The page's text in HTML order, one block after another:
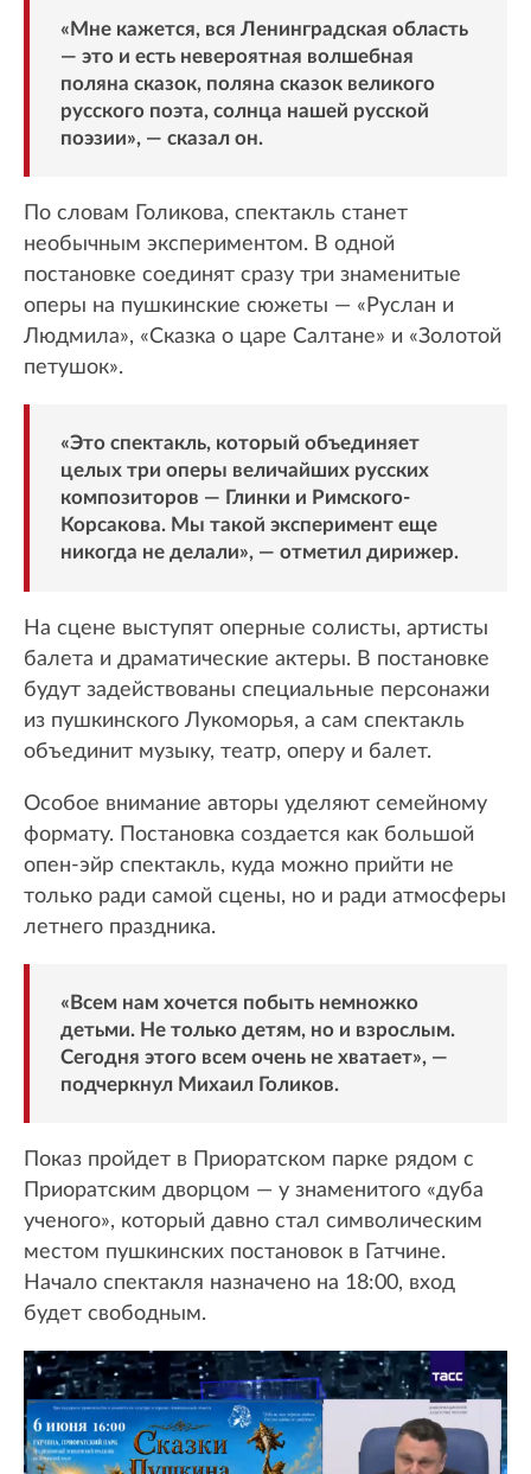
«Мне кажется, вся Ленинградская область
— это и есть невероятная волшебная
поляна сказок, поляна сказок великого
русского поэта, солнца нашей русской
поэзии», — сказал он.
По словам Голикова, спектакль станет
необычным экспериментом. В одной
постановке соединят сразу три знаменитые
оперы на пушкинские сюжеты — «Руслан и
Людмила», «Сказка о царе Салтане» и «Золотой
петушок».
«Это спектакль, который объединяет
целых три оперы величайших русских
композиторов — Глинки и Римского-
Корсакова. Мы такой эксперимент еще
никогда не делали», — отметил дирижер.
На сцене выступят оперные солисты, артисты
балета и драматические актеры. В постановке
будут задействованы специальные персонажи
из пушкинского Лукоморья, а сам спектакль
объединит музыку, театр, оперу и балет.
Особое внимание авторы уделяют семейному
формату. Постановка создается как большой
опен-эйр спектакль, куда можно прийти не
только ради самой сцены, но и ради атмосферы
летнего праздника.
«Всем нам хочется побыть немножко
детьми. Не только детям, но и взрослым.
Сегодня этого всем очень не хватает», —
подчеркнул Михаил Голиков.
Показ пройдет в Приоратском парке рядом с
Приоратским дворцом — у знаменитого «дуба
ученого», который давно стал символическим
местом пушкинских постановок в Гатчине.
Начало спектакля назначено на 18:00, вход
будет свободным.